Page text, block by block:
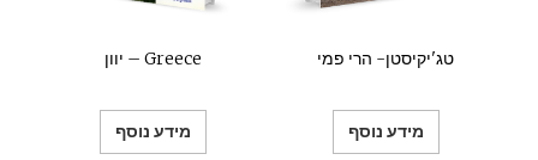
יוון – Greece
מידע נוסף
טג'יקיסטן- הרי פמי
מידע נוסף